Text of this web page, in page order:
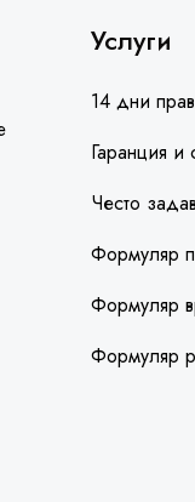
Услуги
14 дни
Гаранция и
Често
Формуляр
Формуляр
Формуляр